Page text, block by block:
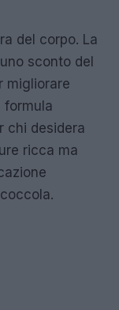
del corpo. La
sconto del
migliorare
formula
chi desidera
ricca ma